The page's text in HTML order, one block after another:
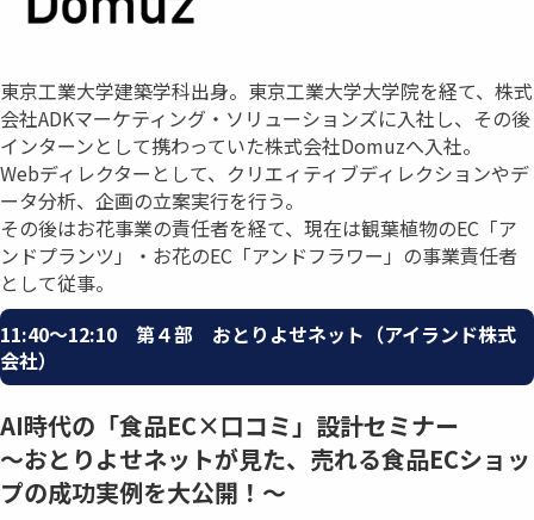
東京工業大学建築学科出身。東京工業大学大学院を経て、株式
会社ADKマーケティング・ソリューションズに入社し、その後
インターンとして携わっていた株式会社Domuzへ入社。
Webディレクターとして、クリエィティブディレクションやデ
ータ分析、企画の立案実行を行う。
その後はお花事業の責任者を経て、現在は観葉植物のEC「ア
ンドプランツ」・お花のEC「アンドフラワー」の事業責任者
として従事。
11:40〜12:10 第４部 おとりよせネット（アイランド株式
会社）
AI時代の「食品EC×口コミ」設計セミナー
～おとりよせネットが見た、売れる食品ECショッ
プの成功実例を大公開！～